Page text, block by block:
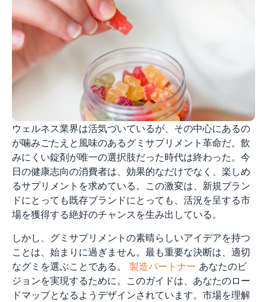
ウェルネス業界は活気づいているが、その中心にあるの
が噛みごたえと風味のあるグミサプリメント革命だ。飲
みにくい錠剤が唯一の選択肢だった時代は終わった。今
日の健康志向の消費者は、効果的なだけでなく、楽しめ
るサプリメントを求めている。この激変は、新規ブラン
ドにとっても既存ブランドにとっても、活況を呈する市
場を獲得する絶好のチャンスを生み出している。
しかし、グミサプリメントの素晴らしいアイデアを持つ
ことは、始まりに過ぎません。最も重要な決断は、適切
なグミを選ぶことである。 製造パートナー あなたのビ
ジョンを実現するために。このガイドは、あなたのロー
ドマップとなるようデザインされています。市場を理解